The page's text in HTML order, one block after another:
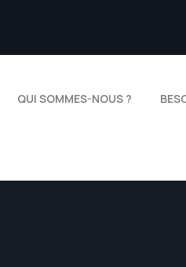
QUI SOMMES-NOUS ?